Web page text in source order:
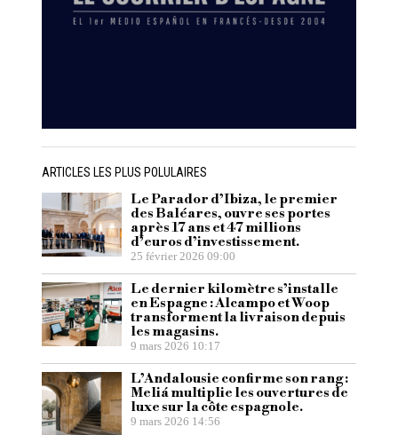
ARTICLES LES PLUS POLULAIRES
Le Parador d’Ibiza, le premier
des Baléares, ouvre ses portes
après 17 ans et 47 millions
d’euros d’investissement.
25 février 2026 09:00
Le dernier kilomètre s’installe
en Espagne : Alcampo et Woop
transforment la livraison depuis
les magasins.
9 mars 2026 10:17
L’Andalousie confirme son rang :
Meliá multiplie les ouvertures de
luxe sur la côte espagnole.
9 mars 2026 14:56